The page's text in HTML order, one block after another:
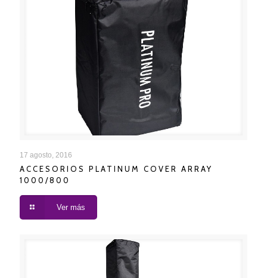
ACCESORIOS PLATINUM COVER ARRAY 1000/800
17 agosto, 2016
ACCESORIOS PLATINUM COVER ARRAY
1000/800
Ver más